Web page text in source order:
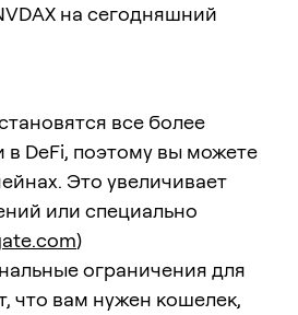
на сегодняшний
все более
DeFi, поэтому вы можете
Это увеличивает
или специально
)
ограничения для
что вам нужен кошелек,